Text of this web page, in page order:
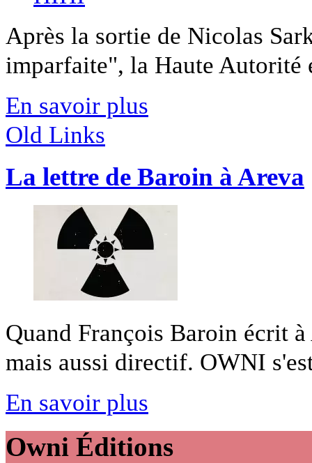
Après la sortie de Nicolas
imparfaite", la Haute Autorité
En savoir plus
Old Links
La lettre de Baroin à Areva
Quand François Baroin écrit
mais aussi directif. OWNI
En savoir plus
Owni Éditions